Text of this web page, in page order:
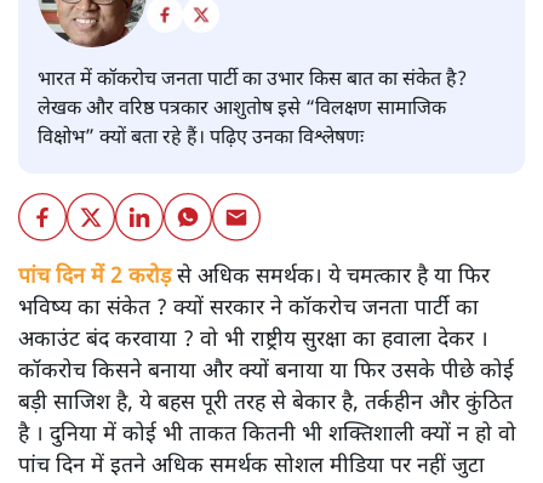
भारत में कॉकरोच जनता पार्टी का उभार किस बात का संकेत है?
लेखक और वरिष्ठ पत्रकार आशुतोष इसे “विलक्षण सामाजिक
विक्षोभ” क्यों बता रहे हैं। पढ़िए उनका विश्लेषणः
पांच दिन में 2 करोड़से अधिक समर्थक। ये चमत्कार है या फिर
भविष्य का संकेत ? क्यों सरकार ने कॉकरोच जनता पार्टी का
अकाउंट बंद करवाया ? वो भी राष्ट्रीय सुरक्षा का हवाला देकर ।
कॉकरोच किसने बनाया और क्यों बनाया या फिर उसके पीछे कोई
बड़ी साजिश है, ये बहस पूरी तरह से बेकार है, तर्कहीन और कुंठित
है । दुनिया में कोई भी ताकत कितनी भी शक्तिशाली क्यों न हो वो
पांच दिन में इतने अधिक समर्थक सोशल मीडिया पर नहीं जुटा